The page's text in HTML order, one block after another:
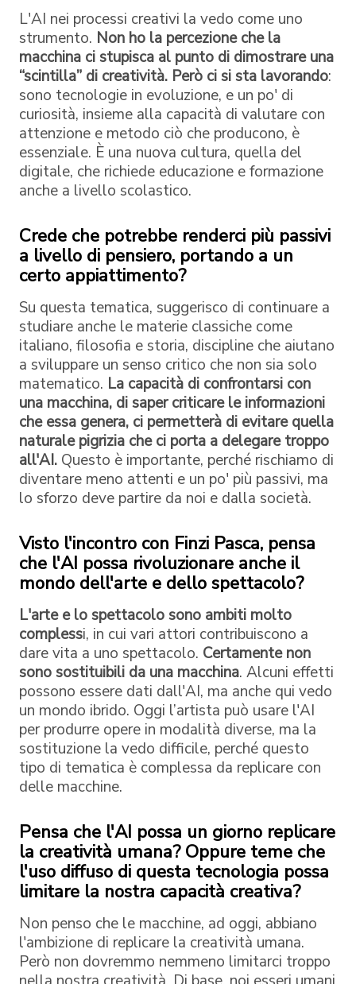
L'AI nei processi creativi la vedo come uno
strumento. Non ho la percezione che la
macchina ci stupisca al punto di dimostrare una
“scintilla” di creatività. Però ci si sta lavorando:
sono tecnologie in evoluzione, e un po' di
curiosità, insieme alla capacità di valutare con
attenzione e metodo ciò che producono, è
essenziale. È una nuova cultura, quella del
digitale, che richiede educazione e formazione
anche a livello scolastico.
Crede che potrebbe renderci più passivi
a livello di pensiero, portando a un
certo appiattimento?
Su questa tematica, suggerisco di continuare a
studiare anche le materie classiche come
italiano, filosofia e storia, discipline che aiutano
a sviluppare un senso critico che non sia solo
matematico. La capacità di confrontarsi con
una macchina, di saper criticare le informazioni
che essa genera, ci permetterà di evitare quella
naturale pigrizia che ci porta a delegare troppo
all'AI. Questo è importante, perché rischiamo di
diventare meno attenti e un po' più passivi, ma
lo sforzo deve partire da noi e dalla società.
Visto l'incontro con Finzi Pasca, pensa
che l'AI possa rivoluzionare anche il
mondo dell'arte e dello spettacolo?
L'arte e lo spettacolo sono ambiti molto
complessi, in cui vari attori contribuiscono a
dare vita a uno spettacolo. Certamente non
sono sostituibili da una macchina. Alcuni effetti
possono essere dati dall'AI, ma anche qui vedo
un mondo ibrido. Oggi l’artista può usare l'AI
per produrre opere in modalità diverse, ma la
sostituzione la vedo difficile, perché questo
tipo di tematica è complessa da replicare con
delle macchine.
Pensa che l'AI possa un giorno replicare
la creatività umana? Oppure teme che
l'uso diffuso di questa tecnologia possa
limitare la nostra capacità creativa?
Non penso che le macchine, ad oggi, abbiano
l'ambizione di replicare la creatività umana.
Però non dovremmo nemmeno limitarci troppo